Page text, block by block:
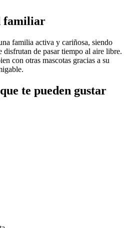
familiar
familia activa y cariñosa, siendo
disfrutan de pasar tiempo al aire libre.
con otras mascotas gracias a su
te pueden gustar